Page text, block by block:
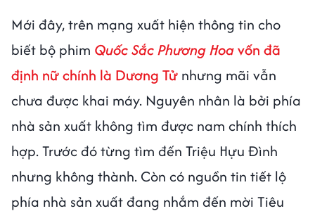
Mới đây, trên mạng xuất hiện thông tin cho
biết bộ phim Quốc Sắc Phương Hoavốn đã
định nữ chính là Dương Tử nhưng mãi vẫn
chưa được khai máy. Nguyên nhân là bởi phía
nhà sản xuất không tìm được nam chính thích
hợp. Trước đó từng tìm đến Triệu Hựu Đình
nhưng không thành. Còn có nguồn tin tiết lộ
phía nhà sản xuất đang nhắm đến mời Tiêu